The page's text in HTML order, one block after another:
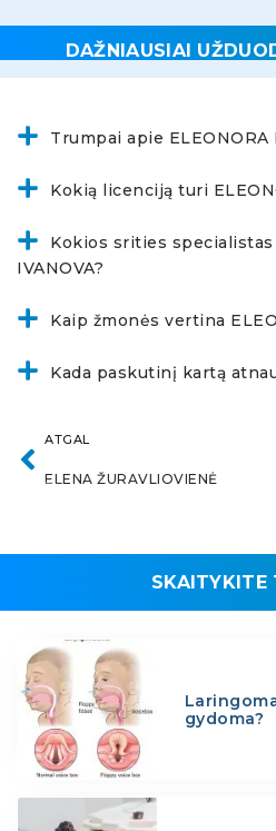
DAŽNIAUSIAI
Trumpai apie ELEONORA
Kokią licenciją turi
Kokios srities specialistas
IVANOVA?
Kaip žmonės vertina
Kada paskutinį kartą
ATGAL
ELENA ŽURAVLIOVIENĖ
SKAITYKITE
gydoma?